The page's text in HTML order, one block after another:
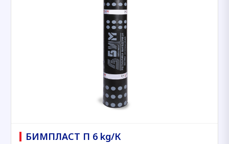
БИМПЛАСТ П 6 kg/К